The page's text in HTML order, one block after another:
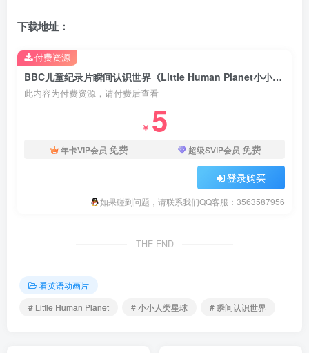
下载地址：
BBC儿童纪录片瞬间认识世界《Little Human Planet小小人类星球》全16集，标清视频带中英文字幕，百度云网盘下载！
此内容为付费资源，请付费后查看
￥ 5
年卡VIP会员 免费 超级SVIP会员 免费
登录购买
如果碰到问题，请联系我们QQ客服：3563587956
付费资源
THE END
看英语动画片
# Little Human Planet
# 小小人类星球 # 瞬间认识世界